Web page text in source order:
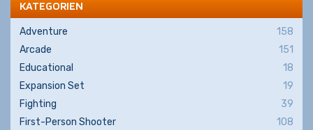
KATEGORIEN
Adventure
158
Arcade
151
Educational
18
Expansion Set
19
Fighting
39
First-Person Shooter
108